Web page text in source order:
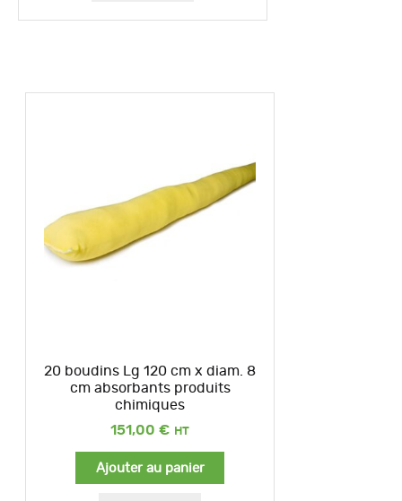
20 boudins Lg 120 cm x diam. 8
cm absorbants produits
chimiques
151,00 €
Ajouter au panier